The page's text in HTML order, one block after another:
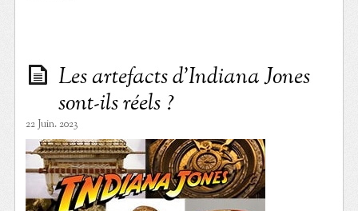
Les artefacts d’Indiana Jones
sont-ils réels ?
22 Juin. 2023